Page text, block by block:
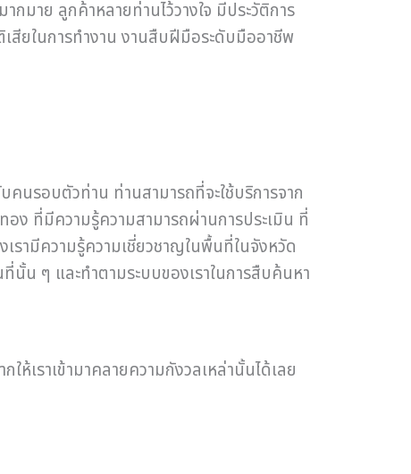
มาย ลูกค้าหลายท่านไว้วางใจ มีประวัติการ
สียในการทำงาน งานสืบฝีมือระดับมืออาชีพ
รอบตัวท่าน ท่านสามารถที่จะใช้บริการจาก
ง ที่มีความรู้ความสามารถผ่านการประเมิน ที่
เรามีความรู้ความเชี่ยวชาญในพื้นที่ในจังหวัด
นั้น ๆ และทำตามระบบของเราในการสืบค้นหา
เราเข้ามาคลายความกังวลเหล่านั้นได้เลย